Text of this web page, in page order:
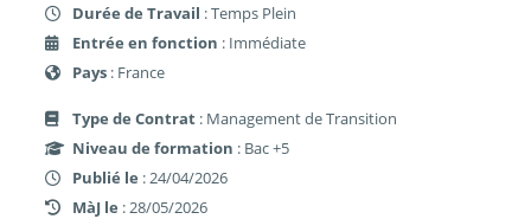
Durée de Travail : Temps Plein
Entrée en fonction : Immédiate
Pays : France
Type de Contrat : Management de Transition
Niveau de formation : Bac +5
Publié le : 24/04/2026
MàJ le : 28/05/2026